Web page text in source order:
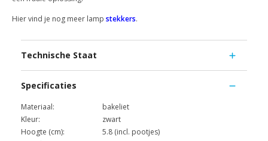
Hier vind je nog meer lamp stekkers.
Technische Staat
Specificaties
Materiaal:
bakeliet
Kleur:
zwart
Hoogte (cm):
5.8 (incl. pootjes)